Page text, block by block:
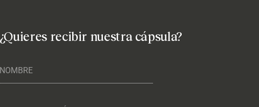
¿Quieres recibir nuestra cápsula?